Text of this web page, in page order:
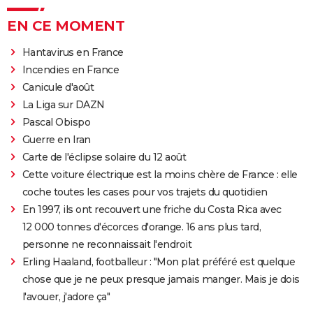
EN CE MOMENT
Hantavirus en France
Incendies en France
Canicule d'août
La Liga sur DAZN
Pascal Obispo
Guerre en Iran
Carte de l'éclipse solaire du 12 août
Cette voiture électrique est la moins chère de France : elle
coche toutes les cases pour vos trajets du quotidien
En 1997, ils ont recouvert une friche du Costa Rica avec
12 000 tonnes d'écorces d'orange. 16 ans plus tard,
personne ne reconnaissait l'endroit
Erling Haaland, footballeur : "Mon plat préféré est quelque
chose que je ne peux presque jamais manger. Mais je dois
l'avouer, j'adore ça"